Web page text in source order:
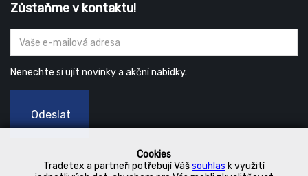
Cookies
Tradetex a partneři potřebují Vášsouhlas k využití
Zůstaňme v kontaktu!
Nenechte si ujít novinky a akční nabídky.
Odeslat